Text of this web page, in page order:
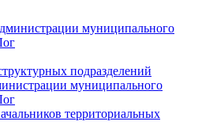
муниципального
подразделений
муниципального
территориальных